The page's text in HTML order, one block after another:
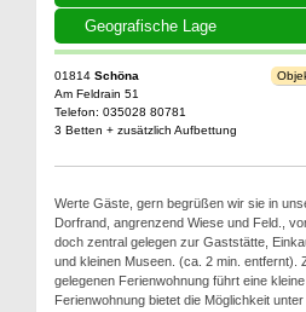
Geografische Lage
01814 Schöna
Am Feldrain 51
Telefon: 035028 80781
3 Betten + zusätzlich Aufbettung
Werte Gäste, gern begrüßen wir sie in
Dorfrand, angrenzend Wiese und Feld.,
doch zentral gelegen zur Gaststätte,
und kleinen Museen. (ca. 2 min. entfernt).
gelegenen Ferienwohnung führt eine
Ferienwohnung bietet die Möglichkeit